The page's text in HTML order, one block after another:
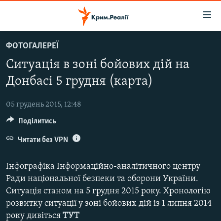
до
основного
матеріалу
Перейти
до
навігації
Перейти
пошуку
ВОДА.КРИМ
ВІДЕО ТА ФОТО
ПОЛІТИКА
БЛОГИ
ПОГЛЯД
ВСЕ ЗА ДЕНЬ
СПЕЦПРОЕКТИ
ДЕПОРТАЦІЯ
ЯК ОБІЙТИ БЛОКУВАННЯ
ФОТОГАЛЕРЕЇ
Ситуація в зоні бойових дій на
Донбасі 5 грудня (карта)
05 грудень 2015, 12:48
Інфографіка Інформаційно-аналітичного центру
Ради національної безпеки та оборони України.
Ситуація станом на 5 грудня 2015 року. Хронологію
розвитку ситуації у зоні бойових дій із 1 липня 2014
року дивіться ТУТ
Поділитись
Читати без VPN